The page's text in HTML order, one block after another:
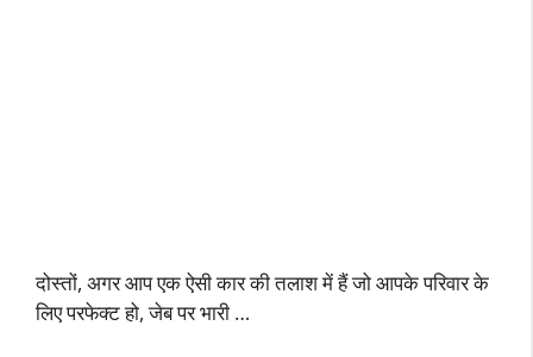
दोस्तों, अगर आप एक ऐसी कार की तलाश में हैं जो आपके परिवार के
लिए परफेक्ट हो, जेब पर भारी …